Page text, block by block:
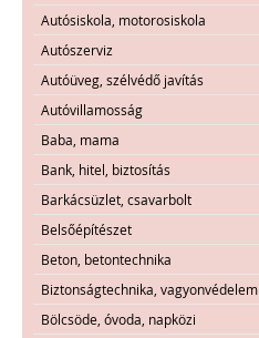
Autósiskola, motorosiskola
Autószerviz
Autóüveg, szélvédő javítás
Autóvillamosság
Baba, mama
Bank, hitel, biztosítás
Barkácsüzlet, csavarbolt
Belsőépítészet
Beton, betontechnika
Biztonságtechnika, vagyonvédelem
Bölcsöde, óvoda, napközi